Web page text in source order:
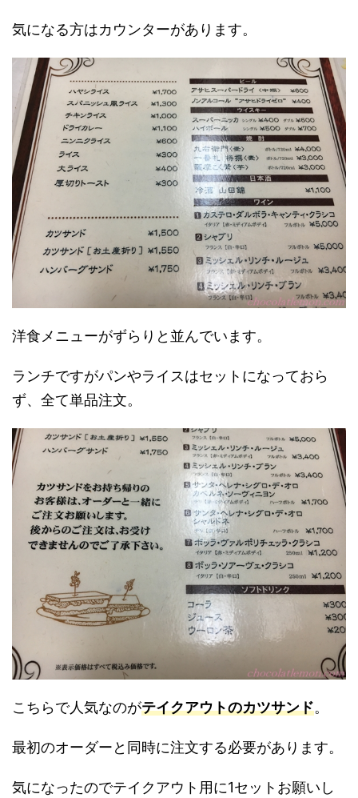
気になる方はカウンターがあります。
洋食メニューがずらりと並んでいます。
ランチですがパンやライスはセットになっておら
ず、全て単品注文。
こちらで人気なのがテイクアウトのカツサンド。
最初のオーダーと同時に注文する必要があります。
気になったのでテイクアウト用に1セットお願いし